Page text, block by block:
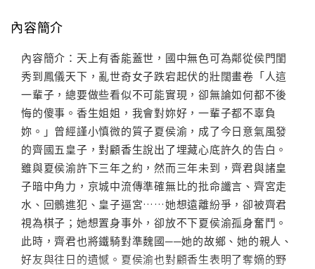
內容簡介
內容簡介：天上有香能蓋世，國中無色可為鄰從侯門閨
秀到鳳儀天下，亂世奇女子跌宕起伏的壯闊畫卷「人這
一輩子，總要做些看似不可能實現，卻無論如何都不後
悔的傻事。香生姐姐，我會對妳好，一輩子都不辜負
妳。」曾經謹小慎微的質子夏侯渝，成了今日意氣風發
的齊國五皇子，對顧香生說出了埋藏心底許久的告白。
雖與夏侯渝許下三年之約，然而三年未到，齊君與諸皇
子暗中角力，京城中流傳準確無比的批命讖言、齊宮走
水、回鶻進犯、皇子逼宮……她想遠離紛爭，卻被齊君
視為棋子；她想置身事外，卻放不下夏侯渝孤身奮鬥。
此時，齊君也將鐵騎對準魏國──她的故鄉、她的親人、
好友與往日的遺憾。夏侯渝也對顧香生表明了奪嫡的野